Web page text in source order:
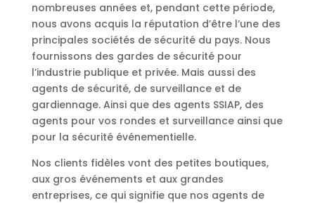
nombreuses années et, pendant cette période,
nous avons acquis la réputation d’être l’une des
principales sociétés de sécurité du pays. Nous
fournissons des gardes de sécurité pour
l’industrie publique et privée. Mais aussi des
agents de sécurité, de surveillance et de
gardiennage. Ainsi que des agents SSIAP, des
agents pour vos rondes et surveillance ainsi que
pour la sécurité événementielle.
Nos clients fidèles vont des petites boutiques,
aux gros événements et aux grandes
entreprises, ce qui signifie que nos agents de